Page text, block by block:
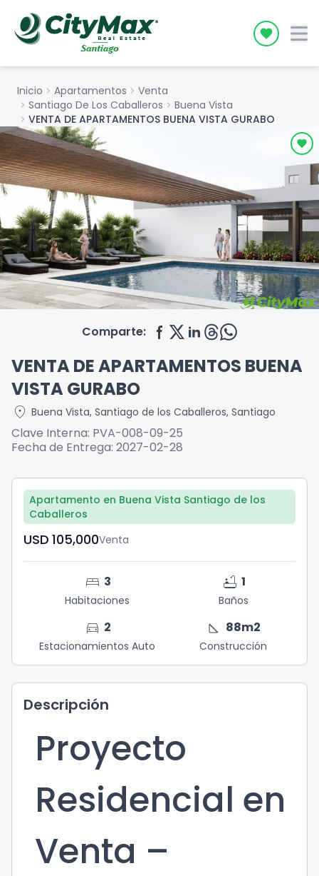
Icon
Inicio chevron_right Apartamentos chevron_right Venta
chevron_right Santiago De Los Caballeros chevron_right Buena Vista
chevron_right VENTA DE APARTAMENTOS BUENA VISTA GURABO
Comparte:
VENTA DE APARTAMENTOS BUENA
VISTA GURABO
location_on Buena Vista, Santiago de los Caballeros, Santiago
Clave Interna: PVA-008-09-25
Fecha de Entrega: 2027-02-28
Apartamento en Buena Vista Santiago de los
Caballeros
USD	105,000Venta
bed 3
Habitaciones
bathtub 1
Baños
directions_car 2
Estacionamientos Auto
square_foot 88m2
Construcción
Descripción
Proyecto
Residencial en
Venta –